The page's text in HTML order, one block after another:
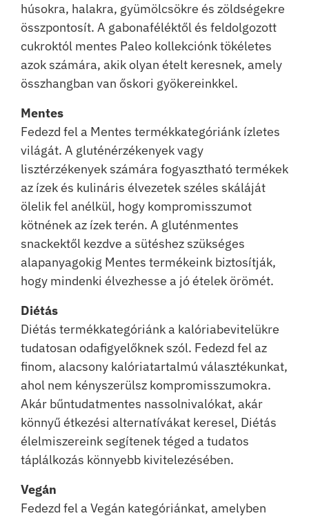
húsokra, halakra, gyümölcsökre és zöldségekre
összpontosít. A gabonaféléktől és feldolgozott
cukroktól mentes Paleo kollekciónk tökéletes
azok számára, akik olyan ételt keresnek, amely
összhangban van őskori gyökereinkkel.
Mentes
Fedezd fel a Mentes termékkategóriánk ízletes
világát. A gluténérzékenyek vagy
lisztérzékenyek számára fogyasztható termékek
az ízek és kulináris élvezetek széles skáláját
ölelik fel anélkül, hogy kompromisszumot
kötnének az ízek terén. A gluténmentes
snackektől kezdve a sütéshez szükséges
alapanyagokig Mentes termékeink biztosítják,
hogy mindenki élvezhesse a jó ételek örömét.
Diétás
Diétás termékkategóriánk a kalóriabevitelükre
tudatosan odafigyelőknek szól. Fedezd fel az
finom, alacsony kalóriatartalmú választékunkat,
ahol nem kényszerülsz kompromisszumokra.
Akár bűntudatmentes nassolnivalókat, akár
könnyű étkezési alternatívákat keresel, Diétás
élelmiszereink segítenek téged a tudatos
táplálkozás könnyebb kivitelezésében.
Vegán
Fedezd fel a Vegán kategóriánkat, amelyben